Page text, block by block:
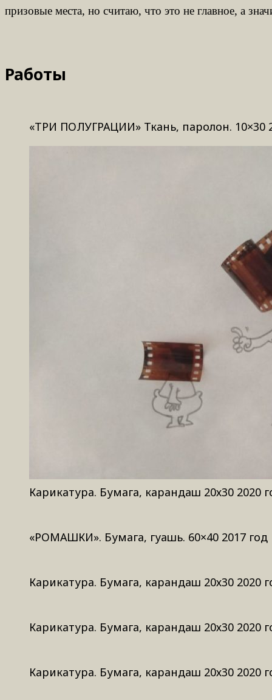
призовые места, но считаю, что это не главное, а
Работы
«ТРИ ПОЛУГРАЦИИ» Ткань, паролон. 10×30
Карикатура. Бумага, карандаш 20х30 2020
«РОМАШКИ». Бумага, гуашь. 60×40 2017 год
Карикатура. Бумага, карандаш 20х30 2020
Карикатура. Бумага, карандаш 20х30 2020
Карикатура. Бумага, карандаш 20х30 2020